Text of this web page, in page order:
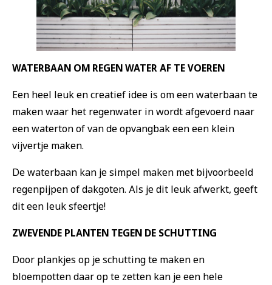
WATERBAAN OM REGEN WATER AF TE VOEREN
Een heel leuk en creatief idee is om een waterbaan te
maken waar het regenwater in wordt afgevoerd naar
een waterton of van de opvangbak een een klein
vijvertje maken.
De waterbaan kan je simpel maken met bijvoorbeeld
regenpijpen of dakgoten. Als je dit leuk afwerkt, geeft
dit een leuk sfeertje!
ZWEVENDE PLANTEN TEGEN DE SCHUTTING
Door plankjes op je schutting te maken en
bloempotten daar op te zetten kan je een hele